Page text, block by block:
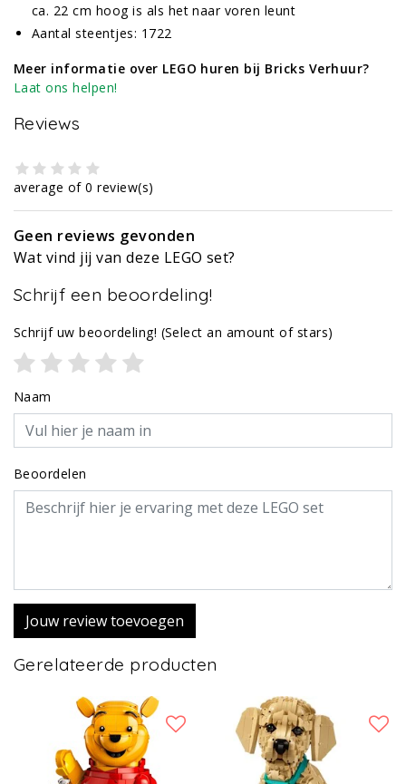
ca. 22 cm hoog is als het naar voren leunt
Aantal steentjes: 1722
Meer informatie over LEGO huren bij Bricks Verhuur?
Laat ons helpen!
Reviews
average of 0 review(s)
Geen reviews gevonden
Wat vind jij van deze LEGO set?
Schrijf een beoordeling!
Schrijf uw beoordeling! (Select an amount of stars)
Naam
Beoordelen
Jouw review toevoegen
Gerelateerde producten